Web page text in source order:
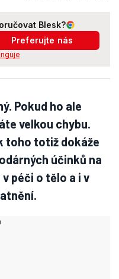
Blesk?
Preferujte nás
Pokud ho ale
velkou chybu.
toho totiž dokáže
účinků na
péči o tělo a i v